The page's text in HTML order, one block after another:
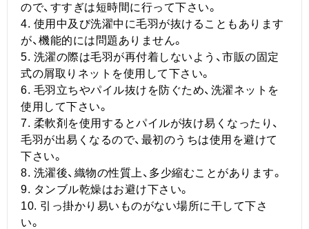
ので、すすぎは短時間に行って下さい。
4. 使用中及び洗濯中に毛羽が抜けることもあります
が、機能的には問題ありません。
5. 洗濯の際は毛羽が再付着しないよう、市販の固定
式の屑取りネットを使用して下さい。
6. 毛羽立ちやパイル抜けを防ぐため、洗濯ネットを
使用して下さい。
7. 柔軟剤を使用するとパイルが抜け易くなったり、
毛羽が出易くなるので、最初のうちは使用を避けて
下さい。
8. 洗濯後、織物の性質上、多少縮むことがあります。
9. タンブル乾燥はお避け下さい。
10. 引っ掛かり易いものがない場所に干して下さ
い。